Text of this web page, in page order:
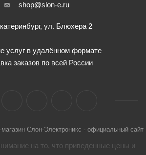
shop@slon-e.ru
ул. Блюхера 2
услуг в удалённом формате
заказов по всей России
Слон-Электроникс - официальный сайт
на то, что приведенные цены и